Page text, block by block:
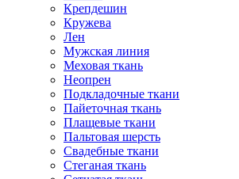
Крепдешин
Кружева
Лен
Мужская линия
Меховая ткань
Неопрен
Подкладочные ткани
Пайеточная ткань
Плащевые ткани
Пальтовая шерсть
Свадебные ткани
Стеганая ткань